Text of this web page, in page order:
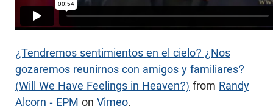
¿Tendremos sentimientos en el cielo? ¿Nos
gozaremos reunirnos con amigos y familiares?
(Will We Have Feelings in Heaven?) from Randy
Alcorn - EPM on Vimeo.